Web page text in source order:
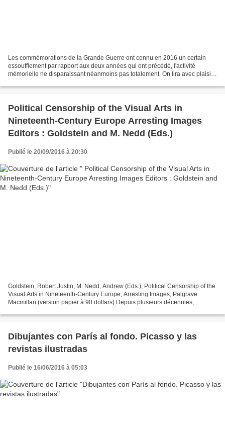
Les commémorations de la Grande Guerre ont connu en 2016 un certain
essoufflement par rapport aux deux années qui ont précédé, l'activité
mémorielle ne disparaissant néanmoins pas totalement. On lira avec plaisir
Political Censorship of the Visual Arts in
Nineteenth-Century Europe Arresting Images
Editors : Goldstein and M. Nedd (Eds.)
Publié le 20/09/2016 à 20:30
Goldstein, Robert Justin, M. Nedd, Andrew (Eds.), Political Censorship of the
Visual Arts in Nineteenth-Century Europe, Arresting Images, Palgrave
Macmillan (version papier à 90 dollars) Depuis plusieurs décennies,
Dibujantes con París al fondo. Picasso y las
revistas ilustradas
Publié le 16/06/2016 à 05:03